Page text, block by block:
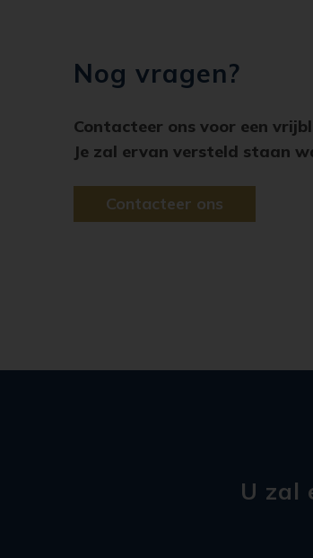
Nog vragen?
Contacteer ons voor een
Je zal ervan versteld staan
Contacteer ons
U zal